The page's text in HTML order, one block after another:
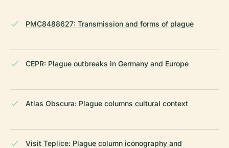
PMC8488627: Transmission and forms of plague
CEPR: Plague outbreaks in Germany and Europe
Atlas Obscura: Plague columns cultural context
Visit Teplice: Plague column iconography and